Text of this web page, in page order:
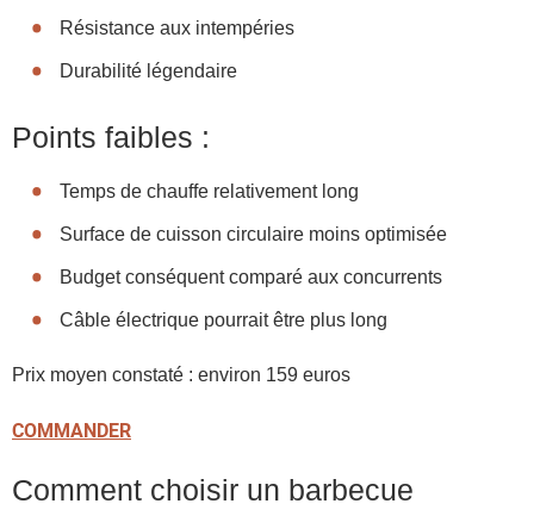
Résistance aux intempéries
Durabilité légendaire
Points faibles :
Temps de chauffe relativement long
Surface de cuisson circulaire moins optimisée
Budget conséquent comparé aux concurrents
Câble électrique pourrait être plus long
Prix moyen constaté : environ 159 euros
COMMANDER
Comment choisir un barbecue